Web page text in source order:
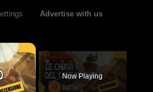
Advertise with us
×
Now Playing